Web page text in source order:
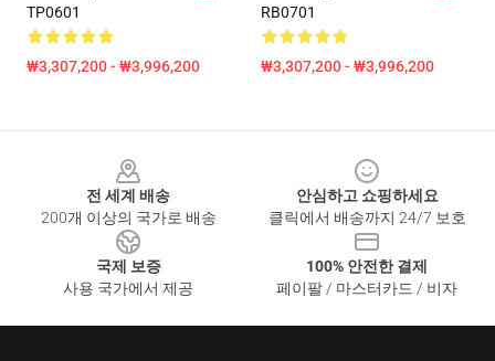
TP0601
₩3,307,200 - ₩3,996,200
RB0701
₩3,307,200 - ₩3,996,200
전 세계 배송
200개 이상의 국가로 배송
안심하고 쇼핑하세요
클릭에서 배송까지 24/7 보호
국제 보증
사용 국가에서 제공
100% 안전한 결제
페이팔 / 마스터카드 / 비자